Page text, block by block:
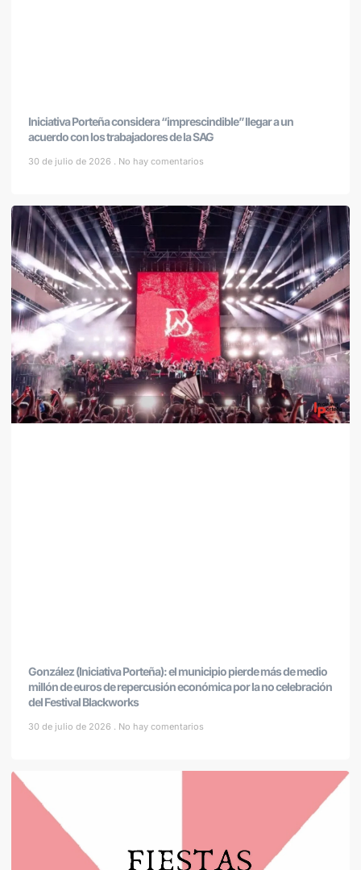
Iniciativa Porteña considera “imprescindible” llegar a un
acuerdo con los trabajadores de la SAG
30 de julio de 2026 No hay comentarios
González (Iniciativa Porteña): el municipio pierde más de medio
millón de euros de repercusión económica por la no celebración
del Festival Blackworks
30 de julio de 2026 No hay comentarios